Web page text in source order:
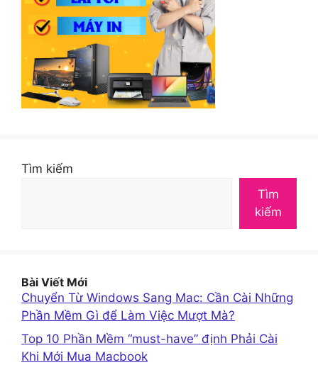
Tìm kiếm
Tìm
kiếm
Bài Viết Mới
Chuyển Từ Windows Sang Mac: Cần Cài Những
Phần Mềm Gì để Làm Việc Mượt Mà?
Top 10 Phần Mềm “must-have” định Phải Cài
Khi Mới Mua Macbook